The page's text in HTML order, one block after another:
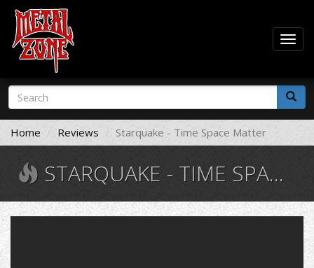
Skip
main
content
Search
form
Search
Home Reviews Starquake - Time Space Matter
STARQUAKE - TIME SPACE MATTER